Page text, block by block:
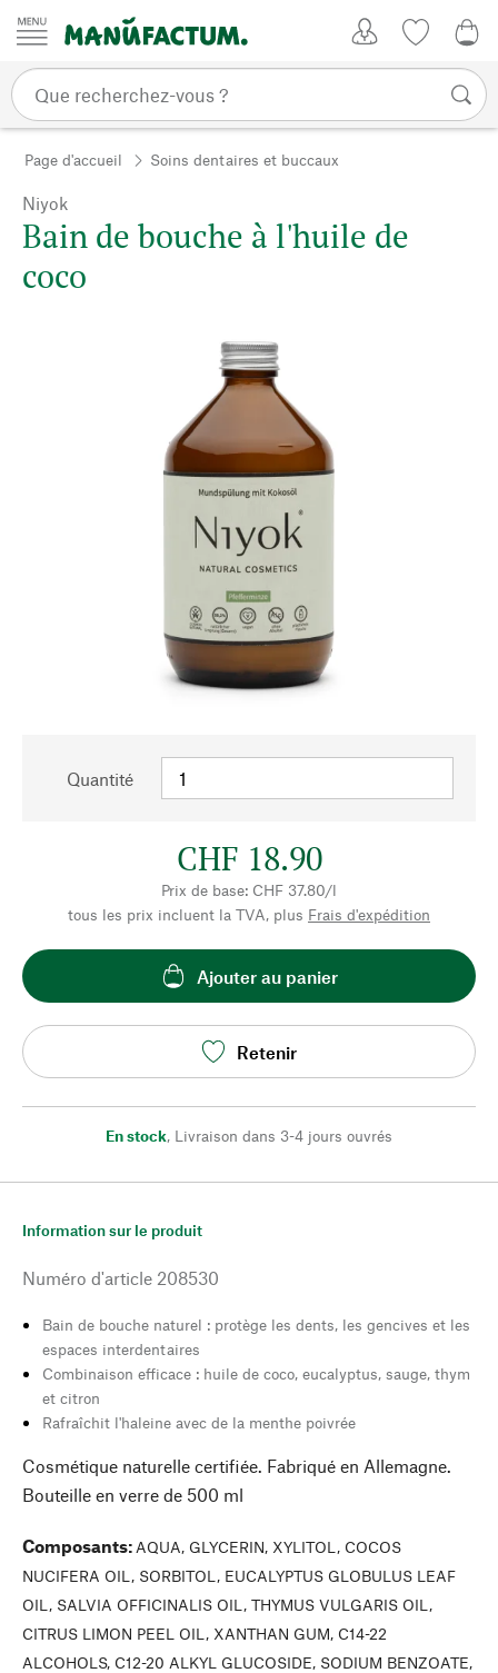
Passer au contenu
Page d'accueil Soins dentaires et buccaux
Niyok
Bain de bouche à l'huile de
coco
Quantité
CHF 18.90
Prix de base: CHF 37.80/l
tous les prix incluent la TVA, plus Frais d'expédition
Ajouter au panier
Retenir
En stock, Livraison dans 3-4 jours ouvrés
Information sur le produit
Numéro d'article 208530
Bain de bouche naturel : protège les dents, les gencives et les
espaces interdentaires
Combinaison efficace : huile de coco, eucalyptus, sauge, thym
et citron
Rafraîchit l'haleine avec de la menthe poivrée
Cosmétique naturelle certifiée. Fabriqué en Allemagne.
Bouteille en verre de 500 ml
Composants: AQUA, GLYCERIN, XYLITOL, COCOS
NUCIFERA OIL, SORBITOL, EUCALYPTUS GLOBULUS LEAF
OIL, SALVIA OFFICINALIS OIL, THYMUS VULGARIS OIL,
CITRUS LIMON PEEL OIL, XANTHAN GUM, C14-22
ALCOHOLS, C12-20 ALKYL GLUCOSIDE, SODIUM BENZOATE,